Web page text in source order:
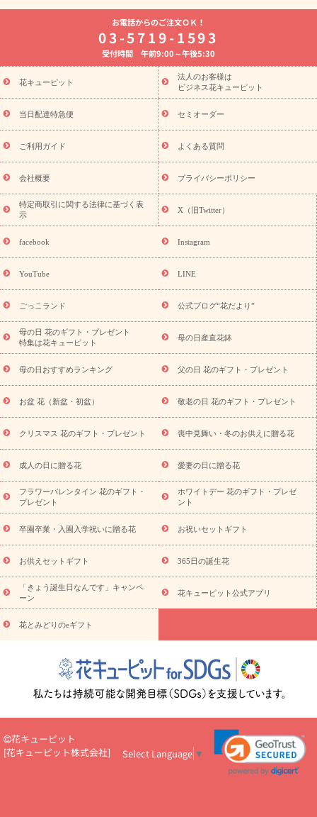
よく贈られる花
お祝いの花特集
誕生日フラワーギフト特集
8月の誕生花(トルコキキョウ)
開店・開業祝い
お供え・お悔やみ お供え・お悔やみの花
通夜・葬儀に贈る花 胡蝶蘭・花鉢
ーブドフラワー
季節のイベント
ひまわり ギフト・プレゼント
特集
お盆 花（新盆・初盆） 季節のイベント
お盆 花（新
盆・初盆）
お盆 花（新盆・初盆）
お盆・お供え 花とセットギ
フト
お盆・お供え プリザーブドフラワー
ひまわり ギフト・プ
レゼント特集
夏の花贈り・お中元・暑中見舞い 花のギフト特集
敬老の日におくる花ギフト・プレゼント特集
花ギフト・プレゼント特集
敬老の日 花のおすすめランキング
敬
老の日 花鉢植えのギフト・プレゼント特集
敬老の日 花とセットギ
フト・プレゼント特集
敬老の日の花 全てのギフト一覧
キャン
ペーン
映画『ウォーターガーディアンズ』コラボキャンペーン
「きょう誕生日なんです」キャンペーン
誕生日の花を探す
誕生日フラワーギフト 誕生日フラワーギフト特集
(トルコキキョウ)
9月の誕生花(リンドウ)
ら探す
お祝いの花特集 当日配達特急便 お祝い商品一覧
念日
結婚祝い 出産祝い 退院祝い・快気祝い
寿祝い
プチギフト ペットのお祝いフラワー
供え・お悔やみ商品一覧
お供え・お悔やみの花
四十九日法要以
お供え プリザーブドフラワー
ペットのお供えフラワー
お盆（新
盆・初盆）
その他 お祝い返し お見舞い
お取り寄せギフト
ビジネス用
ご自宅用 観葉植物 ミディ胡蝶蘭
プリザーブ
ドフラワー
スタイルから探す アレンジメント 花束
スタ
ンド花
お祝い お供え・お悔やみ 胡蝶蘭 胡蝶蘭・花鉢
ディ胡蝶蘭・お祝い
ミディ胡蝶蘭・お供え
世界初の青色胡蝶蘭
観葉植物
観葉植物 産直多肉植物
プリザーブドフラワー
お祝い
お供え・お悔やみ 花とセットギフト
セミオーダー
プチギフト（hanamore -ハナモア-）
花とみどりのeギフト
キューピットのeGfit
カラー ピンク イエローオレンジ
レッ
ド
お花の種類 トルコキキョウ
お祝い お祝い・3000円～ お祝い・4000円～
お祝い・
5000円～
お祝い・7000円～ お祝い・ 10000円～
お供え・お
悔やみ
円～
お供え・お悔やみ・
読み物
いのマナー
定年退職祝いのマナー
お祝いを贈るときのマナー・
花キューピットのお祝いコラム一覧
誕生日のお花を「色
彩心理学」で選ぶ方法
結婚祝いの予算相場
出産祝いお役立ち情
ール
新築引っ越し祝いコラム お祝い花のマナー総まとめ
職
場上司や先輩へ贈るお祝い花の正解は？
開店祝いの花 選び方ガイ
お電話からのご注文ＯＫ！
03-5719-1593
受付時間 午前9:00～午後5:30
花キューピット
法人のお客様は
ビジネス花キューピット
当日配達特急便 セミオーダー
ご利用ガイド よくある質問
会社概要 プライバシーポリシー
特定商取引に関する法律に基づく表
示
X（旧Twitter）
facebook Instagram
YouTube LINE
ごっこランド 公式ブログ“花だより”
母の日 花のギフト・プレゼント
特集は花キューピット
母の日産直花鉢
母の日おすすめランキング 父の日 花のギフト・プレゼント
お盆 花（新盆・初盆） 敬老の日 花のギフト・プレゼント
クリスマス 花のギフト・プレゼント 喪中見舞い・冬のお供えに贈る花
成人の日に贈る花 愛妻の日に贈る花
フラワーバレンタイン 花のギフト・
プレゼント
ホワイトデー 花のギフト・プレゼ
ント
卒園卒業・入園入学祝いに贈る花 お祝いセットギフト
お供えセットギフト 365日の誕生花
「きょう誕生日なんです」キャンペ
ーン
花キューピット公式アプリ
花とみどりのeギフト
花キューピット
[花キューピット株式会社] Select Language ▼